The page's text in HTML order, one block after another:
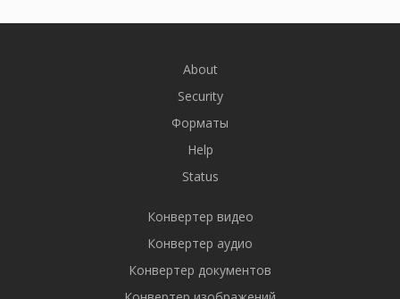
About
Security
Форматы
Help
Status
Конвертер видео
Конвертер аудио
Конвертер документов